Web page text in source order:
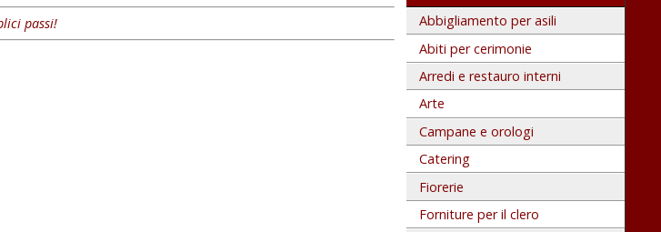
passi!
Abbigliamento per asili
Abiti per cerimonie
Arredi e restauro interni
Arte
Campane e orologi
Catering
Fiorerie
Forniture per il clero